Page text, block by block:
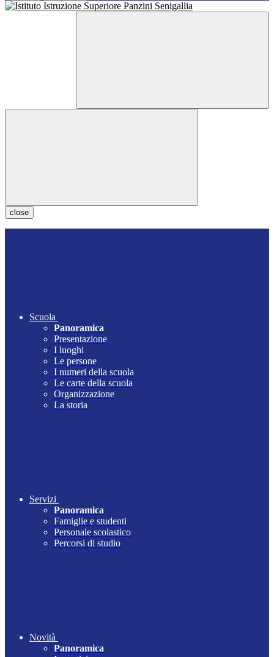
close
Scuola
Panoramica
Presentazione
I luoghi
Le persone
I numeri della scuola
Le carte della scuola
Organizzazione
La storia
Servizi
Panoramica
Famiglie e studenti
Personale scolastico
Percorsi di studio
Novità
Panoramica